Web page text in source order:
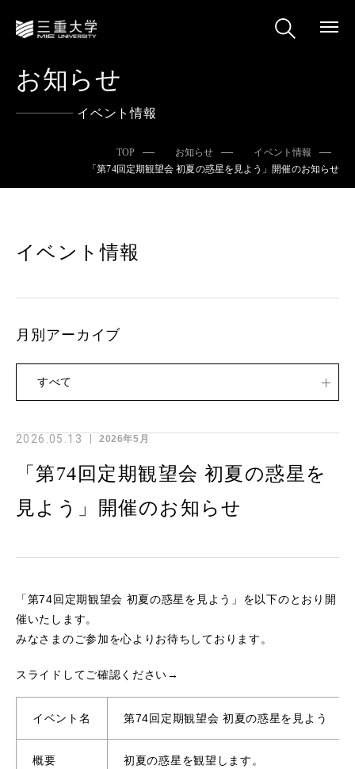
お知らせ
イベント情報
TOP お知らせ
イベント情報
「第74回定期観望会 初夏の惑星を見よう」開催のお知らせ
2026.05.13 2026年5月
「第74回定期観望会 初夏の惑星を
見よう」開催のお知らせ
「第74回定期観望会 初夏の惑星を見よう」を以下のとおり開
催いたします。
みなさまのご参加を心よりお待ちしております。
スライドしてご確認ください→
イベント名 第74回定期観望会 初夏の惑星を見よう
概要 初夏の惑星を観望します。
イベント情報
月別アーカイブ
すべて